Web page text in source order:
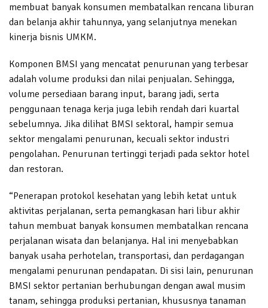
membuat banyak konsumen membatalkan rencana liburan
dan belanja akhir tahunnya, yang selanjutnya menekan
kinerja bisnis UMKM.
Komponen BMSI yang mencatat penurunan yang terbesar
adalah volume produksi dan nilai penjualan. Sehingga,
volume persediaan barang input, barang jadi, serta
penggunaan tenaga kerja juga lebih rendah dari kuartal
sebelumnya. Jika dilihat BMSI sektoral, hampir semua
sektor mengalami penurunan, kecuali sektor industri
pengolahan. Penurunan tertinggi terjadi pada sektor hotel
dan restoran.
“Penerapan protokol kesehatan yang lebih ketat untuk
aktivitas perjalanan, serta pemangkasan hari libur akhir
tahun membuat banyak konsumen membatalkan rencana
perjalanan wisata dan belanjanya. Hal ini menyebabkan
banyak usaha perhotelan, transportasi, dan perdagangan
mengalami penurunan pendapatan. Di sisi lain, penurunan
BMSI sektor pertanian berhubungan dengan awal musim
tanam, sehingga produksi pertanian, khususnya tanaman